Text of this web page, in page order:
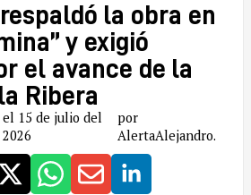
la obra en
y exigió
el avance de la
Ribera
el 15 de julio del
2026
por
AlertaAlejandro.